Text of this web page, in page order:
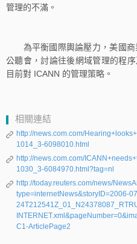
管理的不滿。
為平衡國際輿論壓力，美國商
公聽會，討論往後網域管理的程
目前對 ICANN 的管理策略。
相關連結
http://news.com.com/
1014_3-6098010.html
http://news.com.com/
1030_3-6084970.html?tag=nl
http://today.reuters.com/news/
type=internetNews&storyID=2006-
C1-ArticlePage2